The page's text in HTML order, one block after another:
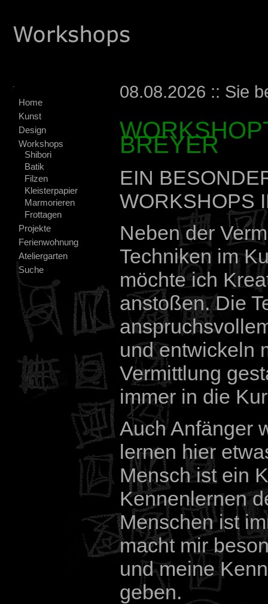
Home
Kunst
Design
Workshops
Shibori
Batik
Filzen
Kleisterpapier
Marmorieren
Frottagen
Projekte
Ferienwohnung
Ateliergarten
Suche
08.08.2026 :: Sie
BREYER
EIN
WORKSHOPS
Neben der
Techniken im
möchte ich
anstoßen. Die
und entwickeln
Vermittlung
immer in die
Auch Anfänger
lernen hier
Mensch ist ein
Kennenlernen
Menschen ist
macht mir
und meine
geben.